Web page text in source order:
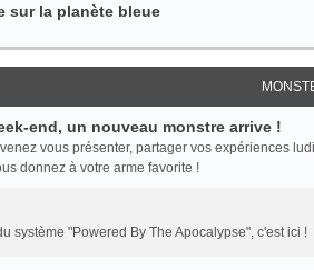
sur la planète bleue
end, un nouveau monstre arrive !
vous présenter, partager vos expériences
donnez à votre arme favorite !
système "Powered By The Apocalypse", c'est ici !